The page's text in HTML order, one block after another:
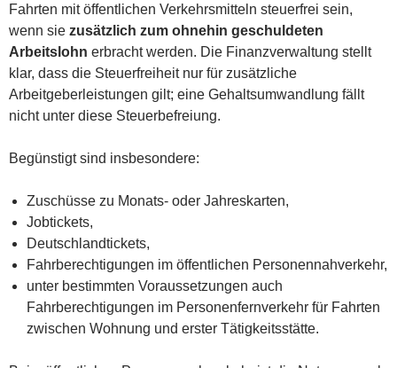
Fahrten mit öffentlichen Verkehrsmitteln steuerfrei sein,
wenn sie zusätzlich zum ohnehin geschuldeten
Arbeitslohn erbracht werden. Die Finanzverwaltung stellt
klar, dass die Steuerfreiheit nur für zusätzliche
Arbeitgeberleistungen gilt; eine Gehaltsumwandlung fällt
nicht unter diese Steuerbefreiung.
Begünstigt sind insbesondere:
Zuschüsse zu Monats- oder Jahreskarten,
Jobtickets,
Deutschlandtickets,
Fahrberechtigungen im öffentlichen Personennahverkehr,
unter bestimmten Voraussetzungen auch
Fahrberechtigungen im Personenfernverkehr für Fahrten
zwischen Wohnung und erster Tätigkeitsstätte.